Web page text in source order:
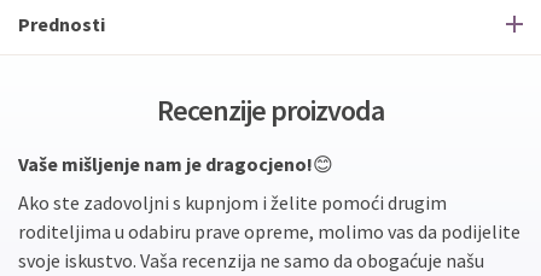
Prednosti
Recenzije proizvoda
Vaše mišljenje nam je dragocjeno!😊
Ako ste zadovoljni s kupnjom i želite pomoći drugim
roditeljima u odabiru prave opreme, molimo vas da podijelite
svoje iskustvo. Vaša recenzija ne samo da obogaćuje našu